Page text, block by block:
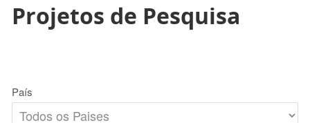
Projetos de Pesquisa
País